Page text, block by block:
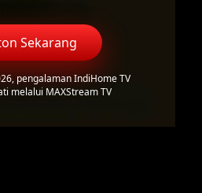
Sekarang
pengalaman IndiHome TV
melalui MAXStream TV